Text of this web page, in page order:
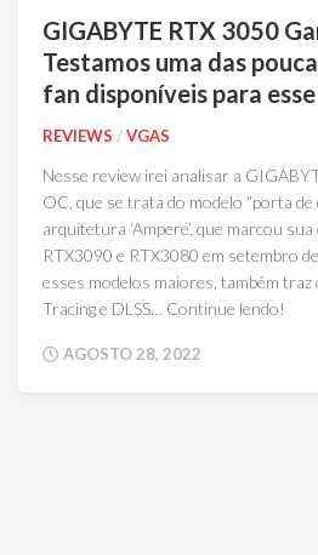
GIGABYTE RTX 3050
Testamos uma das
fan disponíveis para
REVIEWS /VGAS
Nesse review irei analisar a
OC, que se trata do modelo “porta de
arquitetura ‘Ampere’, que marcou
RTX3090 e RTX3080 em setembro
esses modelos maiores, também
Tracing e DLSS… Continue lendo!
AGOSTO 28, 2022